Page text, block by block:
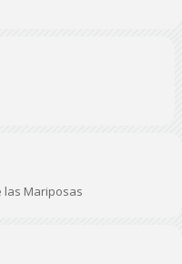
las Mariposas